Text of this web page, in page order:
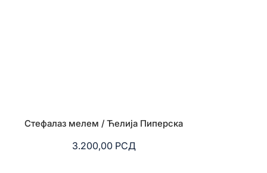
Стефалаз мелем / Ћелија Пиперска
3.200,00 РСД